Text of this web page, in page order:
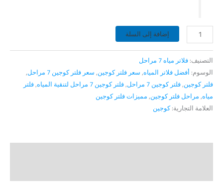
إضافة إلى السلة
التصنيف:فلاتر مياه 7 مراحل
الوسوم: أفضل فلاتر المياه,سعر فلتر كوجين,سعر فلتر كوجين 7 مراحل
,
فلتر كوجين,فلتر كوجين 7 مراحل ,فلتر كوجين 7 مراحل لتنقية المياه ,فلتر
مياه,مراحل فلتر كوجين,مميزات فلتر كوجين
العلامة التجارية:كوجين